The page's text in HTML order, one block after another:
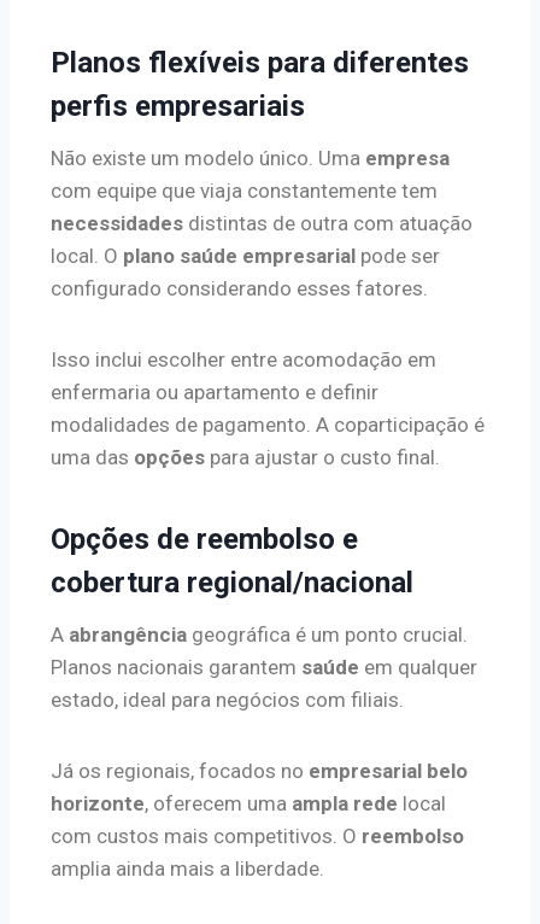
Planos flexíveis para diferentes
perfis empresariais
Não existe um modelo único. Uma empresa
com equipe que viaja constantemente tem
necessidades distintas de outra com atuação
local. O plano saúde empresarial pode ser
configurado considerando esses fatores.
Isso inclui escolher entre acomodação em
enfermaria ou apartamento e definir
modalidades de pagamento. A coparticipação é
uma das opções para ajustar o custo final.
Opções de reembolso e
cobertura regional/nacional
A abrangência geográfica é um ponto crucial.
Planos nacionais garantem saúde em qualquer
estado, ideal para negócios com filiais.
Já os regionais, focados no empresarial belo
horizonte, oferecem uma ampla rede local
com custos mais competitivos. O reembolso
amplia ainda mais a liberdade.